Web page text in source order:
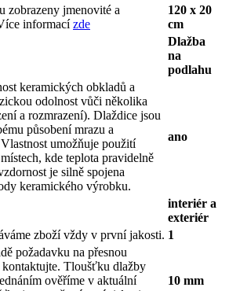
zobrazeny jmenovité a
informacízde
120 x 20
cm
Dlažba
na
podlahu
keramických obkladů a
odolnost vůči několika
a rozmrazení). Dlaždice jsou
působení mrazu a
umožňuje použití
kde teplota pravidelně
je silně spojena
keramického výrobku.
ano
interiér a
exteriér
zboží vždy v první jakosti. 1
požadavku na přesnou
Tloušťku dlažby
ověříme v aktuální
10 mm